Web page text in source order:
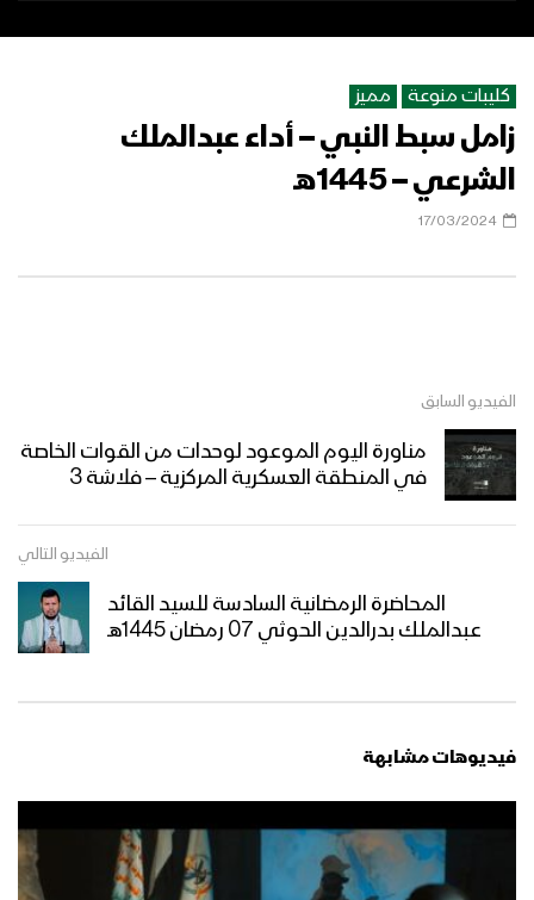
كليبات منوعة مميز
زامل سبط النبي – أداء عبدالملك
الشرعي – 1445هـ
17/03/2024
الفيديو السابق
مناورة اليوم الموعود لوحدات من القوات الخاصة
في المنطقة العسكرية المركزية – فلاشة 3
الفيديو التالي
المحاضرة الرمضانية السادسة للسيد القائد
عبدالملك بدرالدين الحوثي 07 رمضان 1445هـ
فيديوهات مشابهة